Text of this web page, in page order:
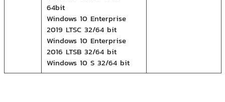
64bit
Windows 10 Enterprise
2019 LTSC 32/64 bit
Windows 10 Enterprise
2016 LTSB 32/64 bit
Windows 10 S 32/64 bit